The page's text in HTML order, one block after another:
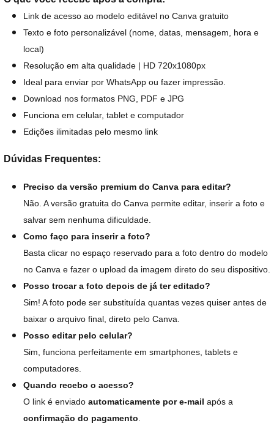
Link de acesso ao modelo editável no Canva gratuito
Texto e foto personalizável (nome, datas, mensagem, hora e
local)
Resolução em alta qualidade | HD 720x1080px
Ideal para enviar por WhatsApp ou fazer impressão.
Download nos formatos PNG, PDF e JPG
Funciona em celular, tablet e computador
Edições ilimitadas pelo mesmo link
Dúvidas Frequentes:
Preciso da versão premium do Canva para editar?
Não. A versão gratuita do Canva permite editar, inserir a foto e
salvar sem nenhuma dificuldade.
Como faço para inserir a foto?
Basta clicar no espaço reservado para a foto dentro do modelo
no Canva e fazer o upload da imagem direto do seu dispositivo.
Posso trocar a foto depois de já ter editado?
Sim! A foto pode ser substituída quantas vezes quiser antes de
baixar o arquivo final, direto pelo Canva.
Posso editar pelo celular?
Sim, funciona perfeitamente em smartphones, tablets e
computadores.
Quando recebo o acesso?
O link é enviado automaticamente por e-mail após a
confirmação do pagamento